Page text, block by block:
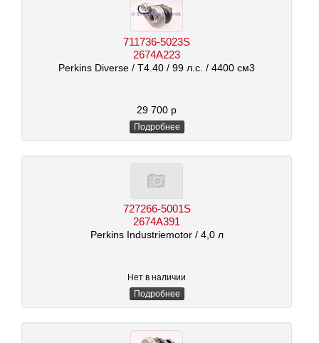
711736-5023S
2674A223
Perkins Diverse/ T4.40 / 99 л.с. / 4400 см3
29 700 р
Подробнее
727266-5001S
2674A391
Perkins Industriemotor / 4,0 л
Нет в наличии
Подробнее